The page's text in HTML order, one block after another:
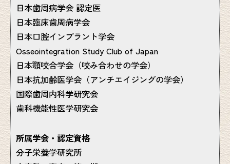
日本歯周病学会 認定医
日本臨床歯周病学会
日本口腔インプラント学会
Osseointegration Study Club of Japan
日本顎咬合学会（咬み合わせの学会）
日本抗加齢医学会（アンチエイジングの学会）
国際歯周内科学研究会
歯科機能性医学研究会
所属学会・認定資格
分子栄養学研究所